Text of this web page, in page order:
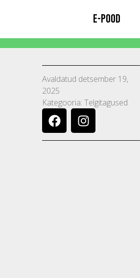
E-pood
Avaldatud detsember 19,
2025
Kategooria: Telgitagused